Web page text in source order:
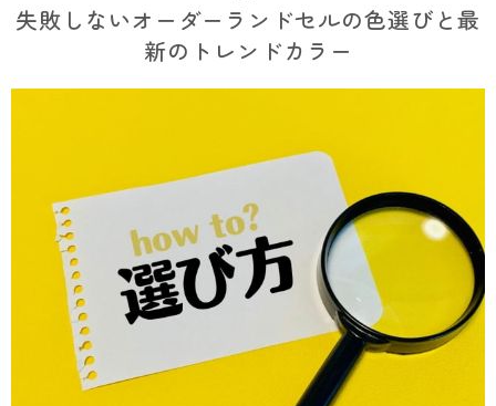
失敗しないオーダーランドセルの色選びと最
新のトレンドカラー